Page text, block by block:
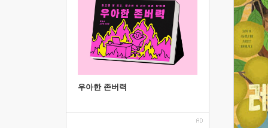
우아한 존버력